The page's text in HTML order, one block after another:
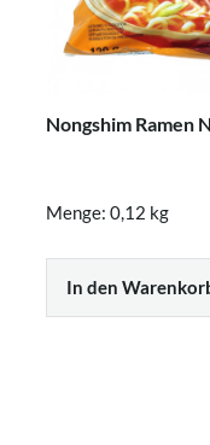
Nongshim Ramen
Menge: 0,12 kg
In den